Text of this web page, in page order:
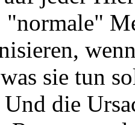
"normale"
sie tun
die